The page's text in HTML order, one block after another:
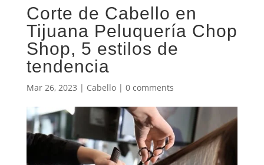
Corte de Cabello en
Tijuana Peluquería Chop
Shop, 5 estilos de
tendencia
Mar 26, 2023 | Cabello| 0 comments